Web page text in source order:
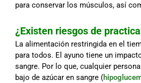
para conservar los músculos, así
¿Existen riesgos de
La alimentación restringida en el
para todos. El ayuno tiene un
sangre. Por lo que, cualquier
bajo de azúcar en sangre (